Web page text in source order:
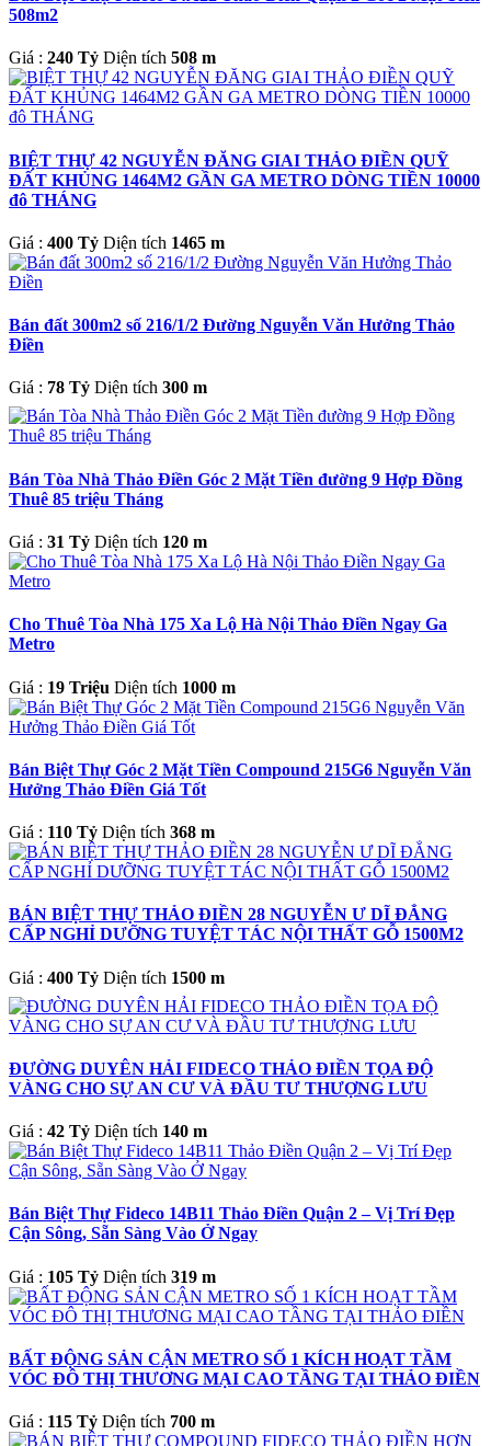
508m2
Giá : 240 Tỷ Diện tích 508 m
BIỆT THỰ 42 NGUYỄN ĐĂNG GIAI THẢO ĐIỀN QUỸ
ĐẤT KHỦNG 1464M2 GẦN GA METRO DÒNG TIỀN 10000
đô THÁNG
Giá : 400 Tỷ Diện tích 1465 m
Bán đất 300m2 số 216/1/2 Đường Nguyễn Văn Hưởng Thảo
Điền
Giá : 78 Tỷ Diện tích 300 m
Bán Tòa Nhà Thảo Điền Góc 2 Mặt Tiền đường 9 Hợp Đồng
Thuê 85 triệu Tháng
Giá : 31 Tỷ Diện tích 120 m
Cho Thuê Tòa Nhà 175 Xa Lộ Hà Nội Thảo Điền Ngay Ga
Metro
Giá : 19 Triệu Diện tích 1000 m
Bán Biệt Thự Góc 2 Mặt Tiền Compound 215G6 Nguyễn Văn
Hưởng Thảo Điền Giá Tốt
Giá : 110 Tỷ Diện tích 368 m
BÁN BIỆT THỰ THẢO ĐIỀN 28 NGUYỄN Ư DĨ ĐẲNG
CẤP NGHỈ DƯỠNG TUYỆT TÁC NỘI THẤT GỖ 1500M2
Giá : 400 Tỷ Diện tích 1500 m
ĐƯỜNG DUYÊN HẢI FIDECO THẢO ĐIỀN TỌA ĐỘ
VÀNG CHO SỰ AN CƯ VÀ ĐẦU TƯ THƯỢNG LƯU
Giá : 42 Tỷ Diện tích 140 m
Bán Biệt Thự Fideco 14B11 Thảo Điền Quận 2 – Vị Trí Đẹp
Cận Sông, Sẵn Sàng Vào Ở Ngay
Giá : 105 Tỷ Diện tích 319 m
BẤT ĐỘNG SẢN CẬN METRO SỐ 1 KÍCH HOẠT TẦM
VÓC ĐÔ THỊ THƯƠNG MẠI CAO TẦNG TẠI THẢO ĐIỀN
Giá : 115 Tỷ Diện tích 700 m